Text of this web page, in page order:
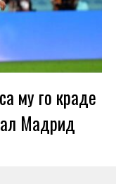
му го краде
Мадрид